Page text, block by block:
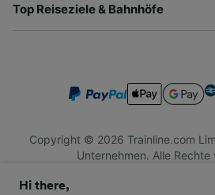
Top Reiseziele & Bahnhöfe
Copyright © 2026 Trainline.com
Unternehmen. Alle Rechte
Firmennummer 3846791. Registrierte
Hi there,